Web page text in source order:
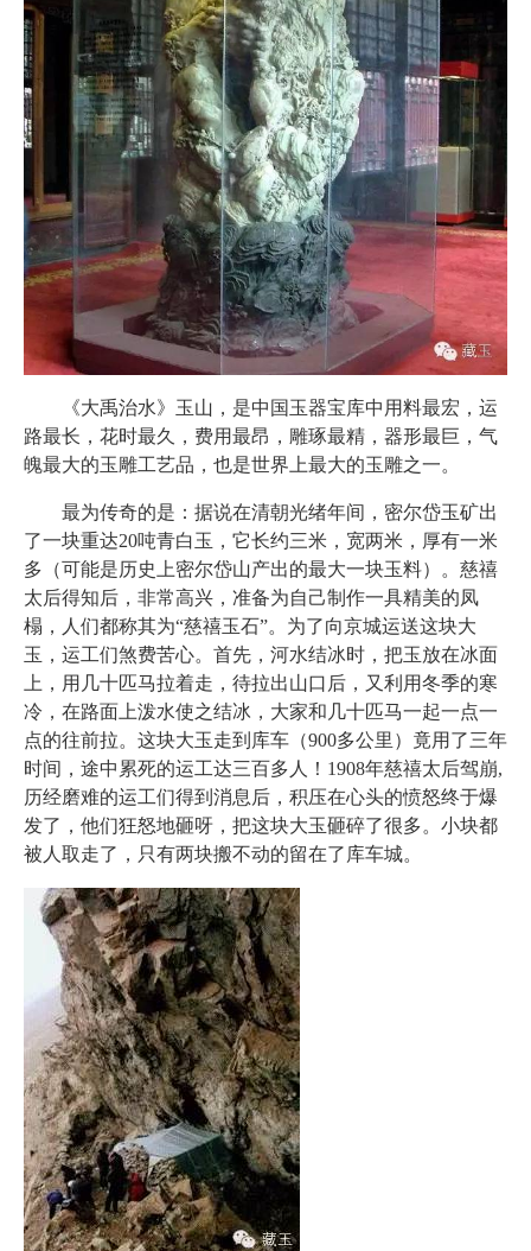
《大禹治水》玉山，是中国玉器宝库中用料最宏，运
路最长，花时最久，费用最昂，雕琢最精，器形最巨，气
魄最大的玉雕工艺品，也是世界上最大的玉雕之一。
最为传奇的是：据说在清朝光绪年间，密尔岱玉矿出
了一块重达20吨青白玉，它长约三米，宽两米，厚有一米
多（可能是历史上密尔岱山产出的最大一块玉料）。慈禧
太后得知后，非常高兴，准备为自己制作一具精美的凤
榻，人们都称其为“慈禧玉石”。为了向京城运送这块大
玉，运工们煞费苦心。首先，河水结冰时，把玉放在冰面
上，用几十匹马拉着走，待拉出山口后，又利用冬季的寒
冷，在路面上泼水使之结冰，大家和几十匹马一起一点一
点的往前拉。这块大玉走到库车（900多公里）竟用了三年
时间，途中累死的运工达三百多人！1908年慈禧太后驾崩,
历经磨难的运工们得到消息后，积压在心头的愤怒终于爆
发了，他们狂怒地砸呀，把这块大玉砸碎了很多。小块都
被人取走了，只有两块搬不动的留在了库车城。